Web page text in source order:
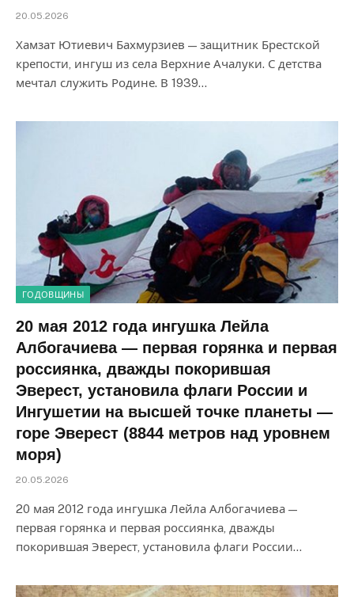
20.05.2026
Хамзат Ютиевич Бахмурзиев — защитник Брестской
крепости, ингуш из села Верхние Ачалуки. С детства
мечтал служить Родине. В 1939…
ГОДОВЩИНЫ
20 мая 2012 года ингушка Лейла
Албогачиева — первая горянка и первая
россиянка, дважды покорившая
Эверест, установила флаги России и
Ингушетии на высшей точке планеты —
горе Эверест (8844 метров над уровнем
моря)
20.05.2026
20 мая 2012 года ингушка Лейла Албогачиева —
первая горянка и первая россиянка, дважды
покорившая Эверест, установила флаги России…